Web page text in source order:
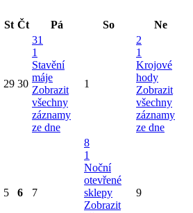
St Čt Pá So Ne
29 30
31
1
Stavění
máje
Zobrazit
všechny
záznamy
ze dne
1
2
1
Krojové
hody
Zobrazit
všechny
záznamy
ze dne
5 6 7
8
1
Noční
otevřené
sklepy
Zobrazit
9